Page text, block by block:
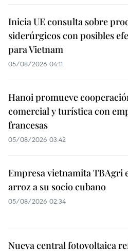
Inicia UE consulta sobre
siderúrgicos con posibles
para Vietnam
05/08/2026 04:11
Hanoi promueve
comercial y turística con
francesas
05/08/2026 03:42
Empresa vietnamita TBAgri
arroz a su socio cubano
05/08/2026 02:34
Nueva central fotovoltaica